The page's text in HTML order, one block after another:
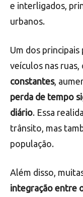
e interligados,
urbanos.
Um dos
veículos nas ruas,
constantes,
perda de tempo
diário. Essa
trânsito, mas
população.
Além disso,
integração entre